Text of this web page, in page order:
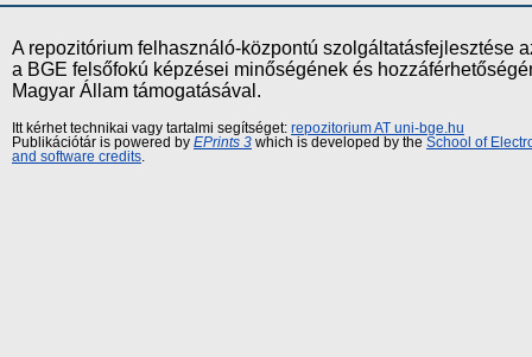
A repozitórium felhasználó-központú szolgáltatásfejlesztése
a BGE felsőfokú képzései minőségének és
Magyar Állam támogatásával.
Itt kérhet technikai vagy tartalmi segítséget: repozitorium AT uni-bge.hu
Publikációtár is powered by EPrints 3 which is developed by the School of
and software credits